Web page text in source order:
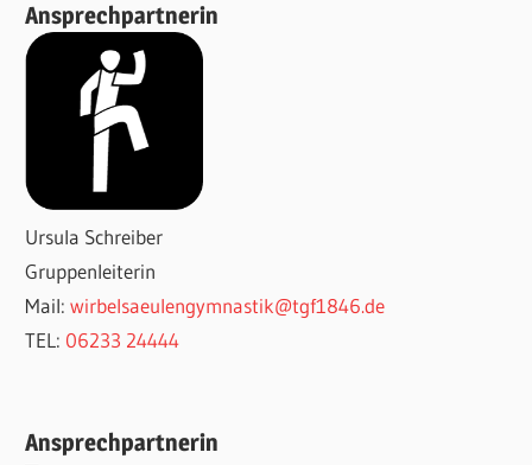
Ansprechpartnerin
Ursula Schreiber
Gruppenleiterin
Mail:wirbelsaeulengymnastik@tgf1846.de
TEL: 06233 24444
Ansprechpartnerin